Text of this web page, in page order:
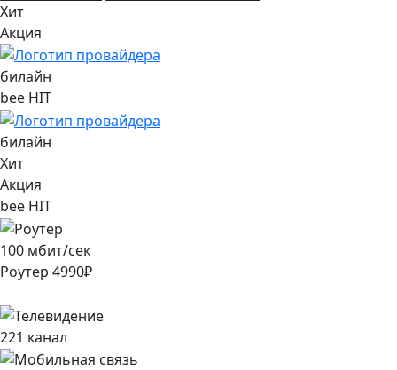
Хит
Акция
билайн
bee HIT
билайн
Хит
Акция
bee HIT
100 мбит/сек
Роутер 4990₽
221 канал